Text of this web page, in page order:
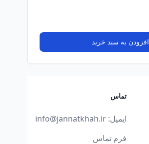
افزودن به سبد خرید
تماس
ایمیل: info@jannatkhah.ir
فرم تماس